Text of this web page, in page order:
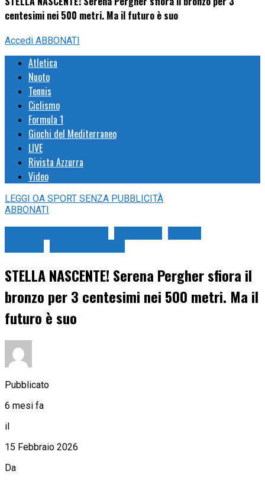
centesimi nei 500 metri. Ma il futuro è suo
Accedi ABBONATI
Atletica
Nuoto
Tennis
Ciclismo
Formula 1
Giochi del Mediterraneo
LIVE
Rivista Azzurra
Video
LEGGI OA SPORT SENZA PUBBLICITÀ
ABBONATI
STELLA NASCENTE! Serena Pergher sfiora il
bronzo per 3 centesimi nei 500 metri. Ma il
futuro è suo
Pubblicato
6 mesi fa
il
15 Febbraio 2026
Da